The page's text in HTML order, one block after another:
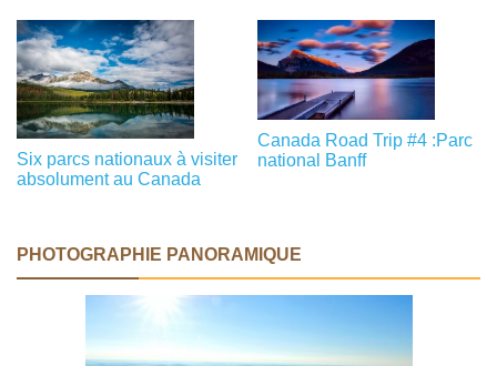
Six parcs nationaux à visiter
absolument au Canada
Canada Road Trip #4 :Parc
national Banff
PHOTOGRAPHIE PANORAMIQUE